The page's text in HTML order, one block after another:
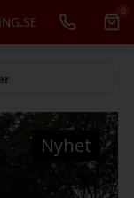
0
Nyhet